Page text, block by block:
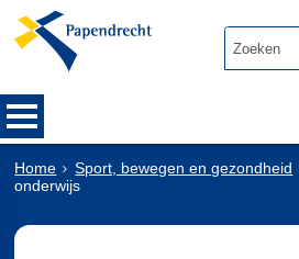
Home Sport, bewegen en gezondheid
onderwijs